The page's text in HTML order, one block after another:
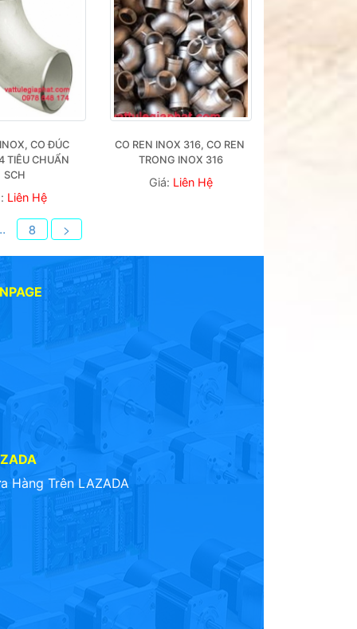
CO ĐÚC
TIÊU CHUẨN
SCH
Liên Hệ
CO REN INOX 316, CO REN
TRONG INOX 316
Giá: Liên Hệ
8 >
Hàng Trên LAZADA